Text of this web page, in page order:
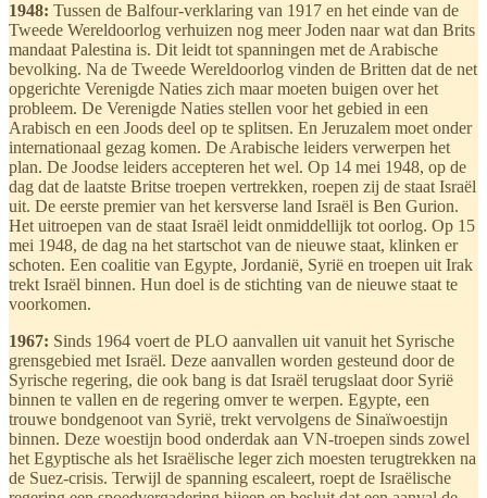
1948: Tussen de Balfour-verklaring van 1917 en het einde van de
Tweede Wereldoorlog verhuizen nog meer Joden naar wat dan Brits
mandaat Palestina is. Dit leidt tot spanningen met de Arabische
bevolking. Na de Tweede Wereldoorlog vinden de Britten dat de net
opgerichte Verenigde Naties zich maar moeten buigen over het
probleem. De Verenigde Naties stellen voor het gebied in een
Arabisch en een Joods deel op te splitsen. En Jeruzalem moet onder
internationaal gezag komen. De Arabische leiders verwerpen het
plan. De Joodse leiders accepteren het wel. Op 14 mei 1948, op de
dag dat de laatste Britse troepen vertrekken, roepen zij de staat Israël
uit. De eerste premier van het kersverse land Israël is Ben Gurion.
Het uitroepen van de staat Israël leidt onmiddellijk tot oorlog. Op 15
mei 1948, de dag na het startschot van de nieuwe staat, klinken er
schoten. Een coalitie van Egypte, Jordanië, Syrië en troepen uit Irak
trekt Israël binnen. Hun doel is de stichting van de nieuwe staat te
voorkomen.
1967: Sinds 1964 voert de PLO aanvallen uit vanuit het Syrische
grensgebied met Israël. Deze aanvallen worden gesteund door de
Syrische regering, die ook bang is dat Israël terugslaat door Syrië
binnen te vallen en de regering omver te werpen. Egypte, een
trouwe bondgenoot van Syrië, trekt vervolgens de Sinaïwoestijn
binnen. Deze woestijn bood onderdak aan VN-troepen sinds zowel
het Egyptische als het Israëlische leger zich moesten terugtrekken na
de Suez-crisis. Terwijl de spanning escaleert, roept de Israëlische